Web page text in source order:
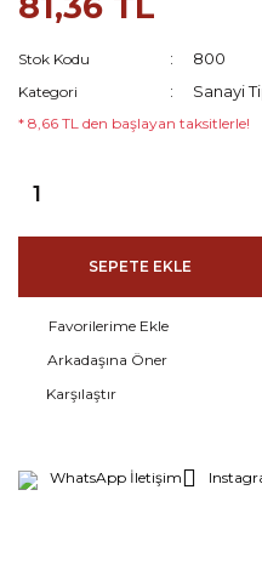
Stok Kodu 800
Kategori Sanayi
* 8,66 TL den başlayan taksitlerle!
SEPETE EKLE
Arkadaşına Öner
Karşılaştır
WhatsApp İletişim